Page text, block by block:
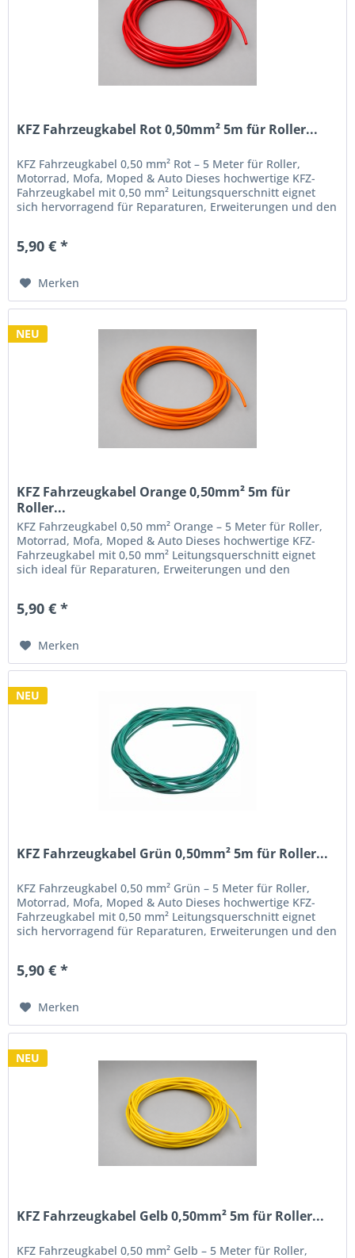
KFZ Fahrzeugkabel Rot 0,50mm² 5m für Roller...
KFZ Fahrzeugkabel 0,50 mm² Rot – 5 Meter für Roller,
Motorrad, Mofa, Moped & Auto Dieses hochwertige KFZ-
Fahrzeugkabel mit 0,50 mm² Leitungsquerschnitt eignet
sich hervorragend für Reparaturen, Erweiterungen und den
5,90 € *
Merken
NEU
KFZ Fahrzeugkabel Orange 0,50mm² 5m für
Roller...
KFZ Fahrzeugkabel 0,50 mm² Orange – 5 Meter für Roller,
Motorrad, Mofa, Moped & Auto Dieses hochwertige KFZ-
Fahrzeugkabel mit 0,50 mm² Leitungsquerschnitt eignet
sich ideal für Reparaturen, Erweiterungen und den
5,90 € *
Merken
NEU
KFZ Fahrzeugkabel Grün 0,50mm² 5m für Roller...
KFZ Fahrzeugkabel 0,50 mm² Grün – 5 Meter für Roller,
Motorrad, Mofa, Moped & Auto Dieses hochwertige KFZ-
Fahrzeugkabel mit 0,50 mm² Leitungsquerschnitt eignet
sich hervorragend für Reparaturen, Erweiterungen und den
5,90 € *
Merken
NEU
KFZ Fahrzeugkabel Gelb 0,50mm² 5m für Roller...
KFZ Fahrzeugkabel 0,50 mm² Gelb – 5 Meter für Roller,